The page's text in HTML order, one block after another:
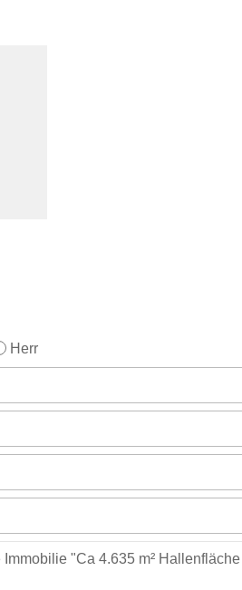
Herr